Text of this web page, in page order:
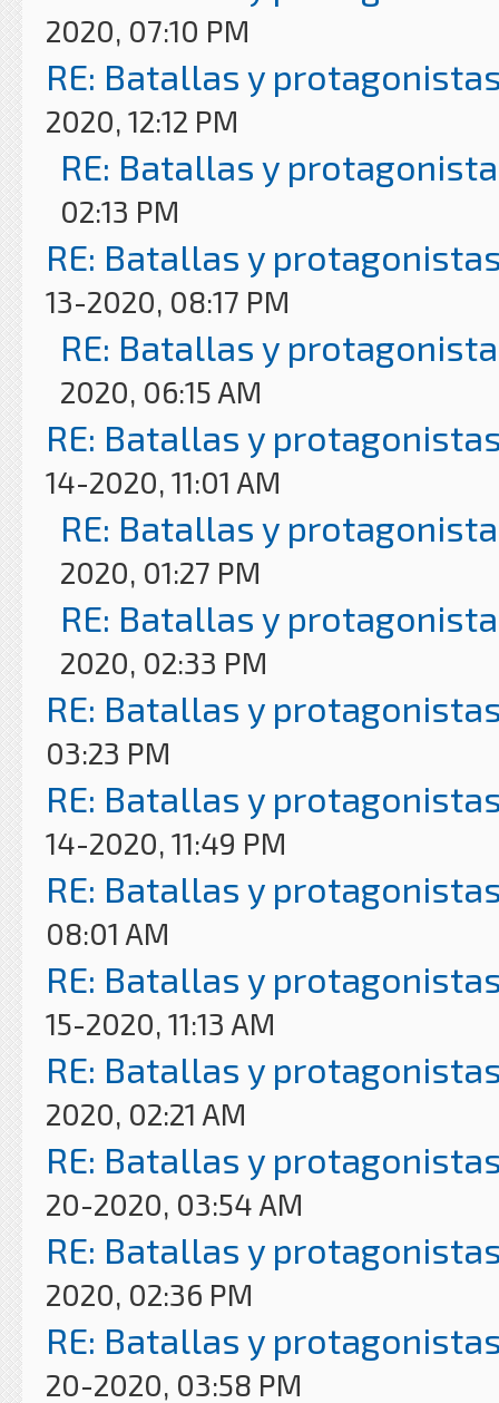
2020, 07:10 PM
RE: Batallas y
2020, 12:12 PM
RE: Batallas y
02:13 PM
RE: Batallas y
13-2020, 08:17 PM
RE: Batallas y
2020, 06:15 AM
RE: Batallas y
14-2020, 11:01 AM
RE: Batallas y
2020, 01:27 PM
RE: Batallas y
2020, 02:33 PM
RE: Batallas y
03:23 PM
RE: Batallas y
14-2020, 11:49 PM
RE: Batallas y
08:01 AM
RE: Batallas y
15-2020, 11:13 AM
RE: Batallas y
2020, 02:21 AM
RE: Batallas y
20-2020, 03:54 AM
RE: Batallas y
2020, 02:36 PM
RE: Batallas y
20-2020, 03:58 PM